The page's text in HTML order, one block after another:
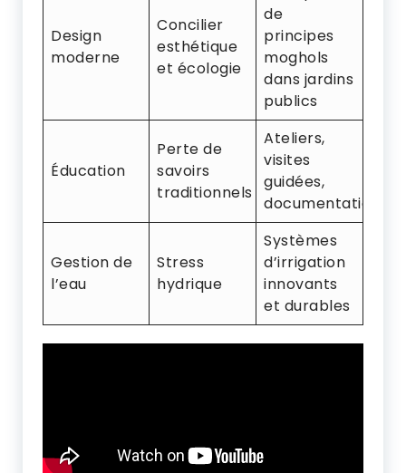
Design
moderne
Concilier
esthétique
et écologie
de
principes
moghols
dans jardins
publics
Éducation
Perte de
savoirs
traditionnels
Ateliers,
visites
guidées,
documentation
Gestion de
l’eau
Stress
hydrique
Systèmes
d’irrigation
innovants
et durables